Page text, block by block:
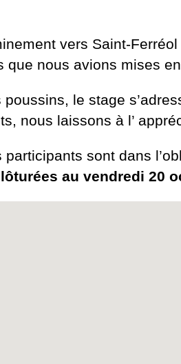
vers Saint-
que nous avions mises
poussins, le stage
nous laissons à l’
participants sont dans
au vendredi 20